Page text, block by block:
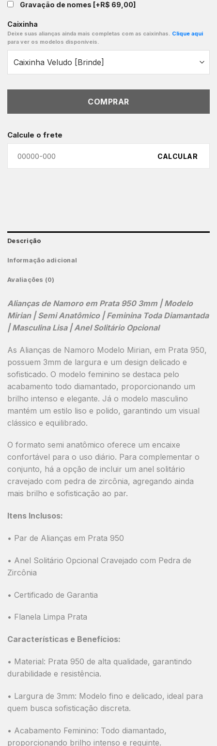
Gravação de nomes [+R$ 69,00]
Caixinha
Deixe suas alianças ainda mais completas com as caixinhas. Clique aqui
para ver os modelos disponíveis.
COMPRAR
Calcule o frete
CALCULAR
Descrição
Informação adicional
Avaliações (0)
Alianças de Namoro em Prata 950 3mm | Modelo
Mirian | Semi Anatômico | Feminina Toda Diamantada
| Masculina Lisa | Anel Solitário Opcional
As Alianças de Namoro Modelo Mirian, em Prata 950,
possuem 3mm de largura e um design delicado e
sofisticado. O modelo feminino se destaca pelo
acabamento todo diamantado, proporcionando um
brilho intenso e elegante. Já o modelo masculino
mantém um estilo liso e polido, garantindo um visual
clássico e equilibrado.
O formato semi anatômico oferece um encaixe
confortável para o uso diário. Para complementar o
conjunto, há a opção de incluir um anel solitário
cravejado com pedra de zircônia, agregando ainda
mais brilho e sofisticação ao par.
Itens Inclusos:
• Par de Alianças em Prata 950
• Anel Solitário Opcional Cravejado com Pedra de
Zircônia
• Certificado de Garantia
• Flanela Limpa Prata
Características e Benefícios:
• Material: Prata 950 de alta qualidade, garantindo
durabilidade e resistência.
• Largura de 3mm: Modelo fino e delicado, ideal para
quem busca sofisticação discreta.
• Acabamento Feminino: Todo diamantado,
proporcionando brilho intenso e requinte.